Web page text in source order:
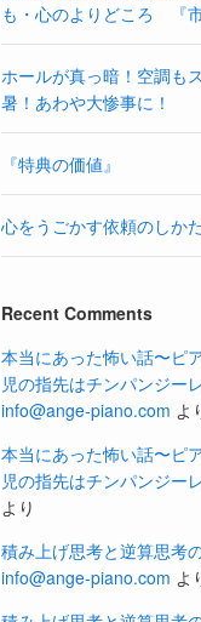
も・心のよりどころ 『
ホールが真っ暗！空調も
暑！あわや大惨事に！
『特典の価値』
心をうごかす依頼のしか
Recent Comments
本当にあった怖い話〜ピ
児の指先はチンパンジー
info@ange-piano.com よ
本当にあった怖い話〜ピ
児の指先はチンパンジー
より
積み上げ思考と逆算思考
info@ange-piano.com よ